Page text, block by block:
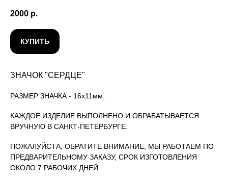
2000 р.
КУПИТЬ
ЗНАЧОК "СЕРДЦЕ"
РАЗМЕР ЗНАЧКА - 16х11мм.
КАЖДОЕ ИЗДЕЛИЕ ВЫПОЛНЕНО И ОБРАБАТЫВАЕТСЯ
ВРУЧНУЮ В САНКТ-ПЕТЕРБУРГЕ.
ПОЖАЛУЙСТА, ОБРАТИТЕ ВНИМАНИЕ, МЫ РАБОТАЕМ ПО
ПРЕДВАРИТЕЛЬНОМУ ЗАКАЗУ, СРОК ИЗГОТОВЛЕНИЯ
ОКОЛО 7 РАБОЧИХ ДНЕЙ.